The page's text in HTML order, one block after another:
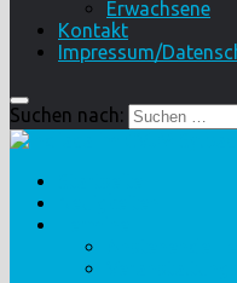
Erwachsene
Kontakt
Impressum/
Suchen nach: